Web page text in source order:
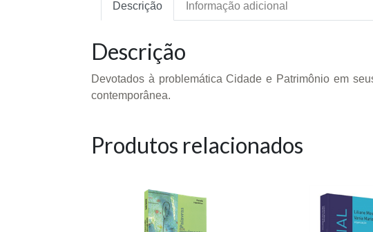
Descrição Informação adicional
Descrição
Devotados à problemática Cidade e Patrimônio em
contemporânea.
Produtos relacionados